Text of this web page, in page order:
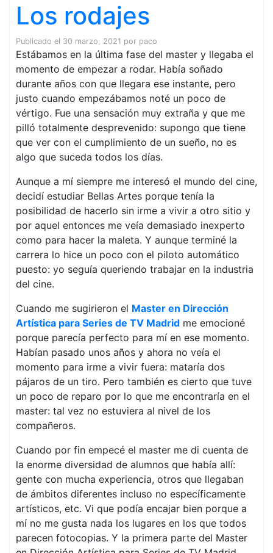
Los rodajes
Publicado el 30 marzo, 2021 por paco
Estábamos en la última fase del master y llegaba el
momento de empezar a rodar. Había soñado
durante años con que llegara ese instante, pero
justo cuando empezábamos noté un poco de
vértigo. Fue una sensación muy extraña y que me
pilló totalmente desprevenido: supongo que tiene
que ver con el cumplimiento de un sueño, no es
algo que suceda todos los días.
Aunque a mí siempre me interesó el mundo del cine,
decidí estudiar Bellas Artes porque tenía la
posibilidad de hacerlo sin irme a vivir a otro sitio y
por aquel entonces me veía demasiado inexperto
como para hacer la maleta. Y aunque terminé la
carrera lo hice un poco con el piloto automático
puesto: yo seguía queriendo trabajar en la industria
del cine.
Cuando me sugirieron el Master en Dirección
Artística para Series de TV Madrid me emocioné
porque parecía perfecto para mí en ese momento.
Habían pasado unos años y ahora no veía el
momento para irme a vivir fuera: mataría dos
pájaros de un tiro. Pero también es cierto que tuve
un poco de reparo por lo que me encontraría en el
master: tal vez no estuviera al nivel de los
compañeros.
Cuando por fin empecé el master me di cuenta de
la enorme diversidad de alumnos que había allí:
gente con mucha experiencia, otros que llegaban
de ámbitos diferentes incluso no específicamente
artísticos, etc. Vi que podía encajar bien porque a
mí no me gusta nada los lugares en los que todos
parecen fotocopias. Y la primera parte del Master